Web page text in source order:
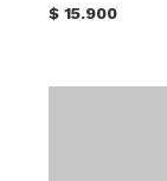
$15.900